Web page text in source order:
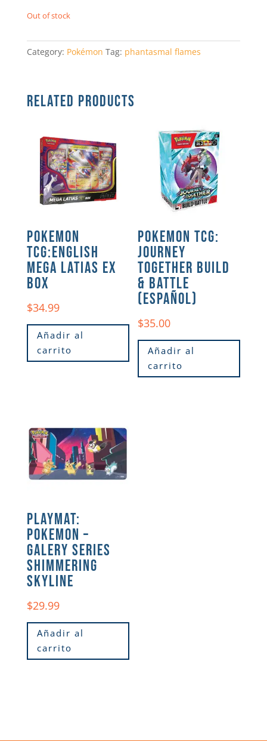
Out of stock
Category: Pokémon Tag: phantasmal flames
RELATED PRODUCTS
POKEMON
TCG:ENGLISH
MEGA LATIAS EX
BOX
$34.99
Añadir al
carrito
POKEMON TCG:
JOURNEY
TOGETHER BUILD
& BATTLE
(ESPAÑOL)
$35.00
Añadir al
carrito
PLAYMAT:
POKEMON –
GALERY SERIES
SHIMMERING
SKYLINE
$29.99
Añadir al
carrito